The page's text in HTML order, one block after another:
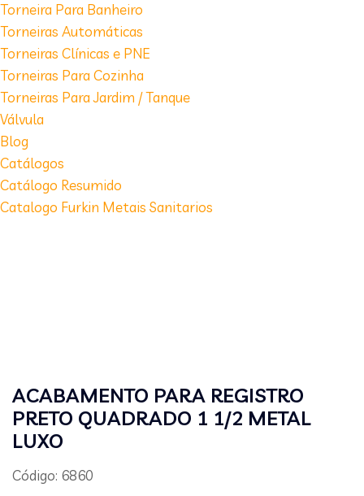
Torneira Para Banheiro
Torneiras Automáticas
Torneiras Clínicas e PNE
Torneiras Para Cozinha
Torneiras Para Jardim / Tanque
Válvula
Blog
Catálogos
Catálogo Resumido
Catalogo Furkin Metais Sanitarios
ACABAMENTO PARA REGISTRO
PRETO QUADRADO 1 1/2 METAL
LUXO
Código: 6860